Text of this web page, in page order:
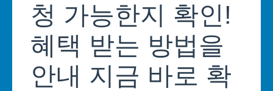
청 가능한지 확인!
혜택 받는 방법을
안내 지금 바로 확